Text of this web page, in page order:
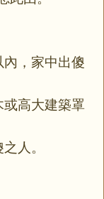
，家中出傻
高大建築罩
人。